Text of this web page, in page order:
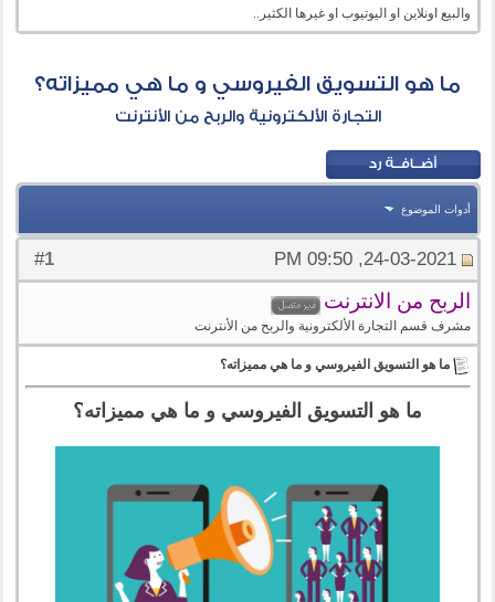
والبيع اونلاين او اليوتيوب او غيرها الكثير..
ما هو التسويق الفيروسي و ما هي مميزاته؟
التجارة الألكترونية والربح من الأنترنت
أدوات الموضوع
#
1 24-03-2021, 09:50 PM
الربح من الانترنت
مشرف قسم التجارة الألكترونية والربح من الأنترنت
ما هو التسويق الفيروسي و ما هي مميزاته؟
ما هو التسويق الفيروسي و ما هي مميزاته؟